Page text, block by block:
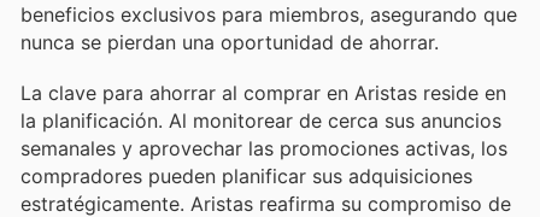
beneficios exclusivos para miembros, asegurando que
nunca se pierdan una oportunidad de ahorrar.
La clave para ahorrar al comprar en Aristas reside en
la planificación. Al monitorear de cerca sus anuncios
semanales y aprovechar las promociones activas, los
compradores pueden planificar sus adquisiciones
estratégicamente. Aristas reafirma su compromiso de